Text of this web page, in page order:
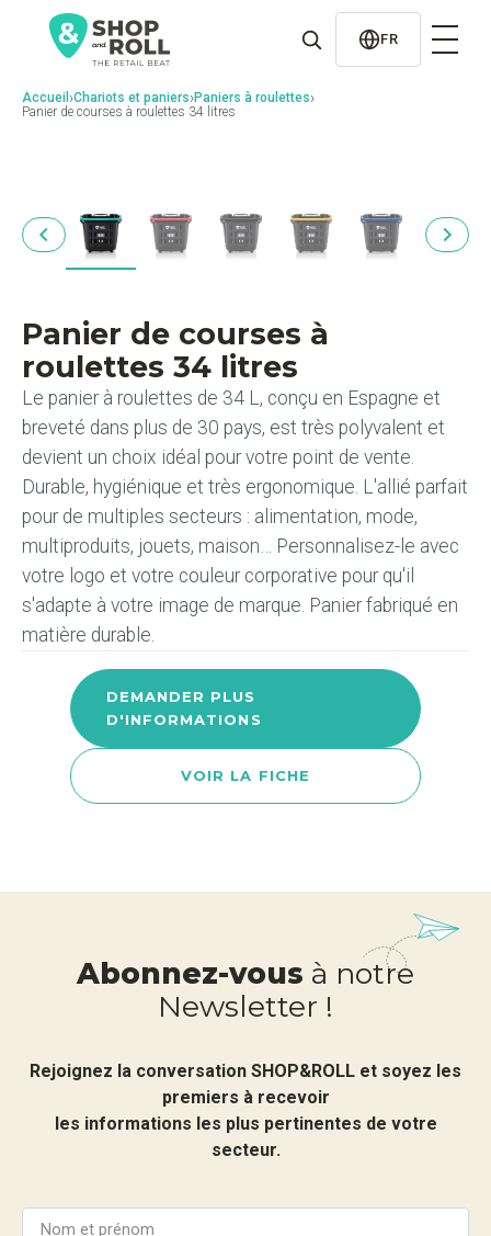
contenido
FR
Accueil ›Chariots et paniers›Paniers à roulettes›
Panier de courses à roulettes 34 litres
Panier de courses à
roulettes 34 litres
Le panier à roulettes de 34 L, conçu en Espagne et
breveté dans plus de 30 pays, est très polyvalent et
devient un choix idéal pour votre point de vente.
Durable, hygiénique et très ergonomique. L'allié parfait
pour de multiples secteurs : alimentation, mode,
multiproduits, jouets, maison… Personnalisez-le avec
votre logo et votre couleur corporative pour qu'il
s'adapte à votre image de marque. Panier fabriqué en
matière durable.
DEMANDER PLUS
D'INFORMATIONS
VOIR LA FICHE
Abonnez-vous à notre
Newsletter !
Rejoignez la conversation SHOP&ROLL et soyez les
premiers à recevoir
les informations les plus pertinentes de votre
secteur.